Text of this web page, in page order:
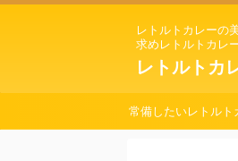
レトルトカレーの
求めレトルトカレ
レトルトカ
常備したいレトルト